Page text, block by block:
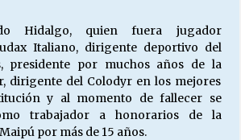
social hoy”.
16/05/2026
a los ricos, Save Our Souls (Salvar
Almas)
30/04/2026
Hidalgo, quien fuera jugador
Italiano, dirigente deportivo del
presidente por muchos años de la
dirigente del Colodyr en los mejores
y al momento de fallecer se
trabajador a honorarios de la
por más de 15 años.